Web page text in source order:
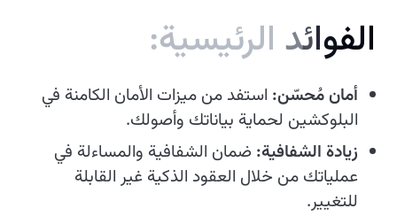
الفوائد الرئيسية:
أمان مُحسّن: استفد من ميزات الأمان الكامنة في
البلوكشين لحماية بياناتك وأصولك.
زيادة الشفافية: ضمان الشفافية والمساءلة في
عملياتك من خلال العقود الذكية غير القابلة
للتغيير.